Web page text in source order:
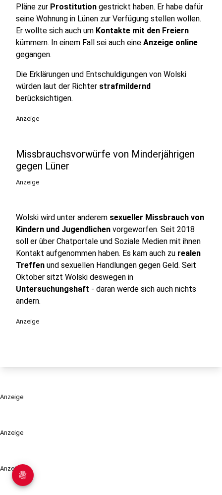
Anzeige
Anzeige
Pläne zur Prostitution gestrickt haben. Er habe dafür
seine Wohnung in Lünen zur Verfügung stellen wollen.
Er wollte sich auch um Kontakte mit den Freiern
kümmern. In einem Fall sei auch eine Anzeige online
gegangen.
Die Erklärungen und Entschuldigungen von Wolski
würden laut der Richter strafmildernd
berücksichtigen.
Anzeige
Missbrauchsvorwürfe von Minderjährigen
gegen Lüner
Anzeige
Wolski wird unter anderem sexueller Missbrauch von
Kindern und Jugendlichen vorgeworfen. Seit 2018
soll er über Chatportale und Soziale Medien mit ihnen
Kontakt aufgenommen haben. Es kam auch zu realen
Treffen und sexuellen Handlungen gegen Geld. Seit
Oktober sitzt Wolski deswegen in
Untersuchungshaft - daran werde sich auch nichts
ändern.
Anzeige
Anzeige